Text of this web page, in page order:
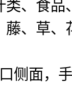
、食
、草
侧面，